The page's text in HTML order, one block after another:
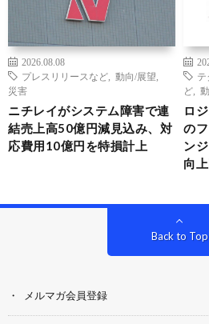
2026.08.08
プレスリリースなど
動向/展望
災害
ニチレイがシステム障害で連
結売上高50億円減見込み、対
応費用10億円を特損計上
テ
ど
ロ
の
ン
向
Back to Top
メルマガ会員登録